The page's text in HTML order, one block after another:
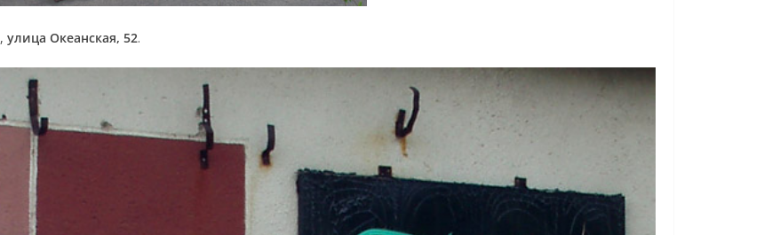
, улица Океанская, 52.